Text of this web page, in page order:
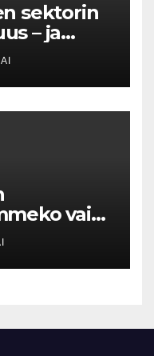
sektorin
– ja
vain
vai